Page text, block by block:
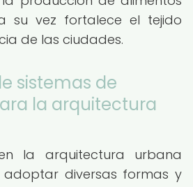
su vez fortalece el tejido
de las ciudades.
sistemas de
la arquitectura
la arquitectura urbana
diversas formas y